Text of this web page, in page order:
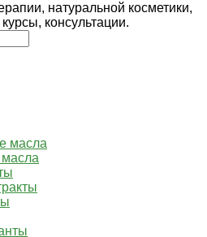
натуральной косметики,
консультации.
масла